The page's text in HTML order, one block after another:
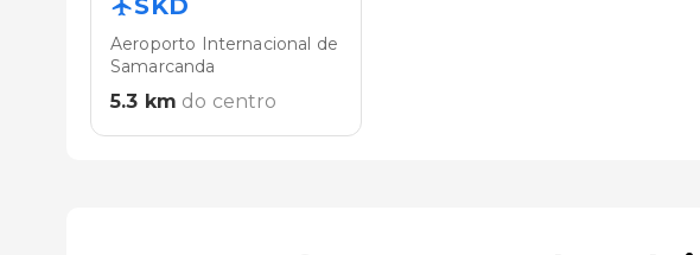
Aeroporto Internacional de
Samarcanda
5.3 km do centro